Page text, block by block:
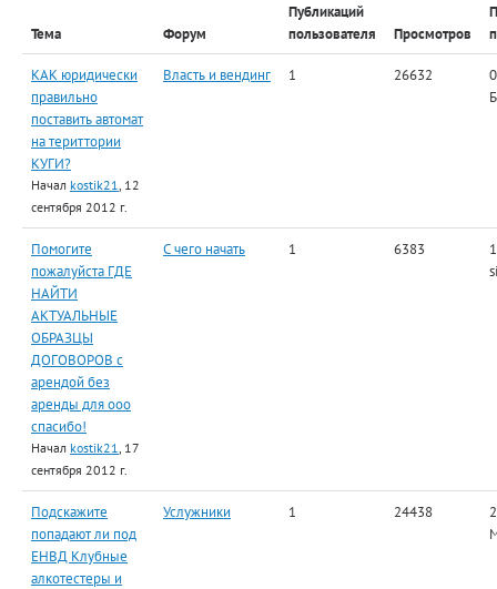
Тема Форум
Публикаций
пользователя
Просмотров
КАК юридически
правильно
поставить автомат
на териттории
КУГИ?
Начал kostik21, 12
сентября 2012 г.
Власть и вендинг 1 26632
Помогите
пожалуйста ГДЕ
НАЙТИ
АКТУАЛЬНЫЕ
ОБРАЗЦЫ
ДОГОВОРОВ с
арендой без
аренды для ооо
спасибо!
Начал kostik21, 17
сентября 2012 г.
С чего начать 1 6383
Подскажите
попадают ли под
ЕНВД Клубные
алкотестеры и
Услужники 1 24438